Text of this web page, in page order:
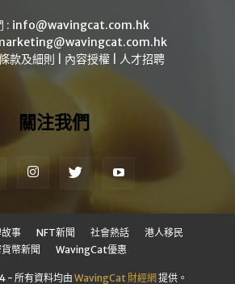
: info@wavingcat.com.hk
款及細則 內容授權 人才招聘
關注我們
事 NFT新聞 社會熱話
港人移民
幣新聞
WavingCat優惠
所有資料均由 WavingCat 財經網 提供。